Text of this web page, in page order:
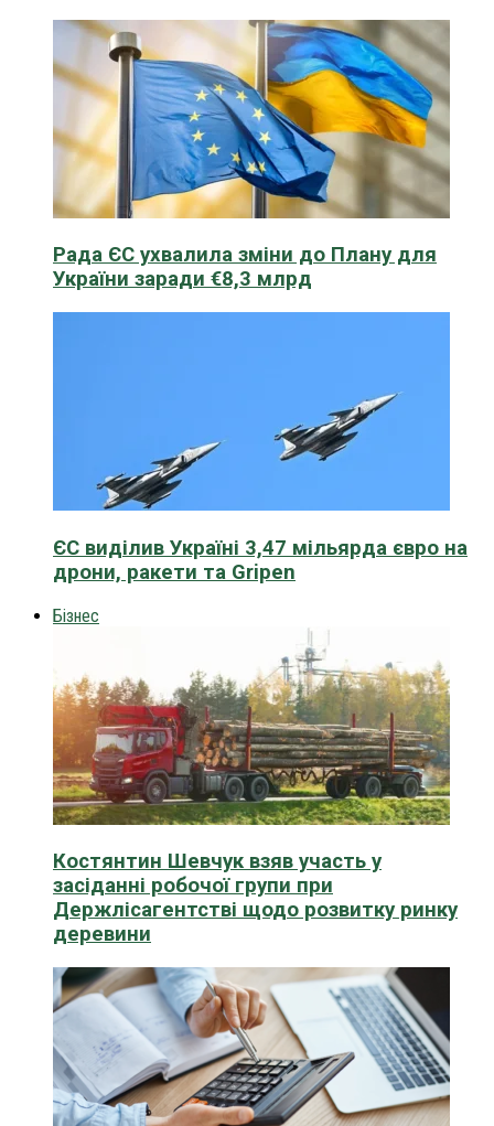
Рада ЄС ухвалила зміни до Плану для
України заради €8,3 млрд
ЄС виділив Україні 3,47 мільярда євро на
дрони, ракети та Gripen
Бізнес
Костянтин Шевчук взяв участь у
засіданні робочої групи при
Держлісагентстві щодо розвитку ринку
деревини